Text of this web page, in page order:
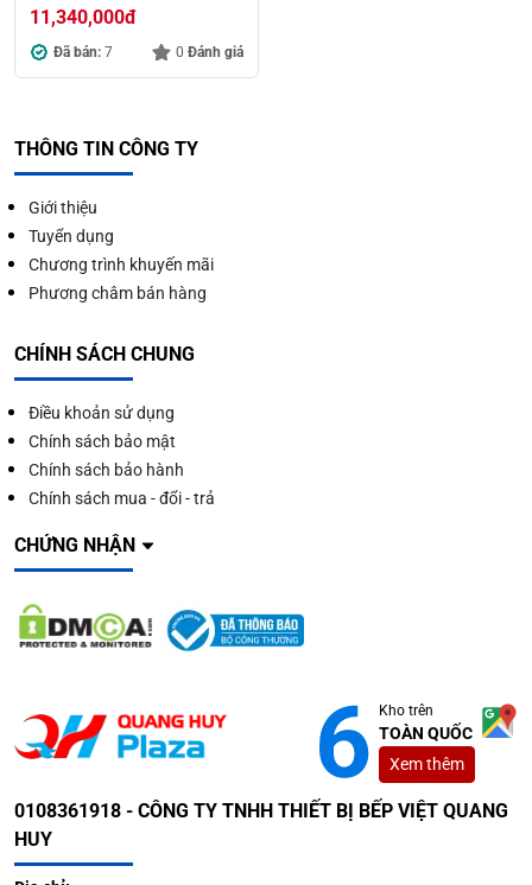
11,340,000đ
Đã bán: 7 0 Đánh giá
THÔNG TIN CÔNG TY
Giới thiệu
Tuyển dụng
Chương trình khuyến mãi
Phương châm bán hàng
CHÍNH SÁCH CHUNG
Điều khoản sử dụng
Chính sách bảo mật
Chính sách bảo hành
Chính sách mua - đổi - trả
CHỨNG NHẬN
Kho trên
TOÀN QUỐC
Xem thêm
0108361918 - CÔNG TY TNHH THIẾT BỊ BẾP VIỆT QUANG
HUY